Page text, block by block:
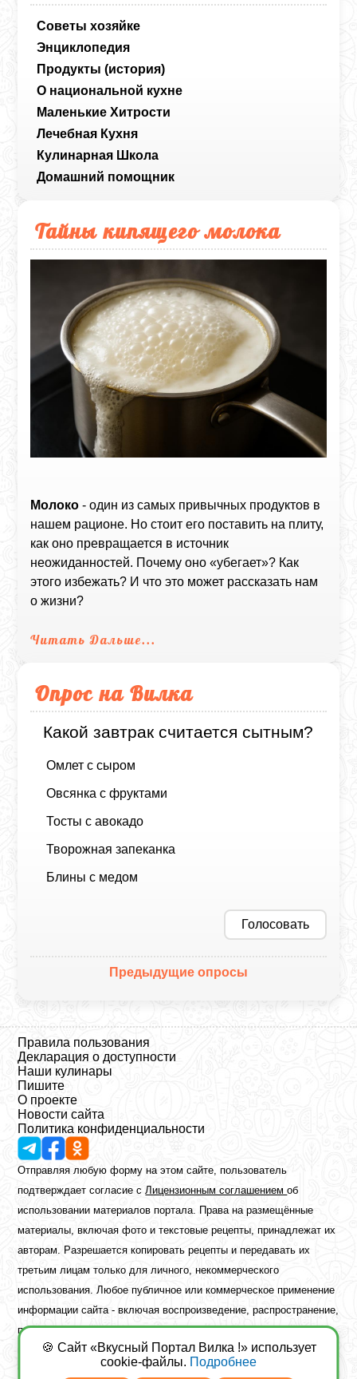
Советы хозяйке
Энциклопедия
Продукты (история)
О национальной кухне
Маленькие Хитрости
Лечебная Кухня
Кулинарная Школа
Домашний помощник
Тайны кипящего молока
Молоко - один из самых привычных продуктов в
нашем рационе. Но стоит его поставить на плиту,
как оно превращается в источник
неожиданностей. Почему оно «убегает»? Как
этого избежать? И что это может рассказать нам
о жизни?
Читать Дальше...
Опрос на Вилка
Какой завтрак считается сытным?
Омлет с сыром
Овсянка с фруктами
Тосты с авокадо
Творожная запеканка
Блины с медом
Голосовать
Предыдущие опросы
Правила пользования
Декларация о доступности
Наши кулинары
Пишите
О проекте
Новости сайта
Политика конфиденциальности
Отправляя любую форму на этом сайте, пользователь
подтверждает согласие сЛицензионным соглашениемоб
использовании материалов портала. Права на размещённые
материалы, включая фото и текстовые рецепты, принадлежат их
авторам. Разрешается копировать рецепты и передавать их
третьим лицам только для личного, некоммерческого
использования. Любое публичное или коммерческое применение
информации сайта - включая воспроизведение, распространение,
публикацию или обработку - возможно лишь при наличии
предварительного письменного разрешения правообладателя.
Copyright ©2026 Вкусный Портал Вилка
🍪 Сайт «Вкусный Портал Вилка !» использует
cookie-файлы. Подробнее